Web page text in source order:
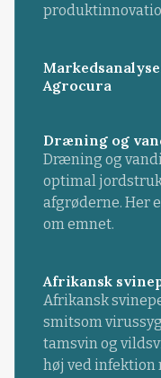
Agrocura
Dræning og
Dræning og
optimal
afgrøderne. Her
om emnet.
Afrikansk
Afrikansk
smitsom
tamsvin og
høj ved infektion